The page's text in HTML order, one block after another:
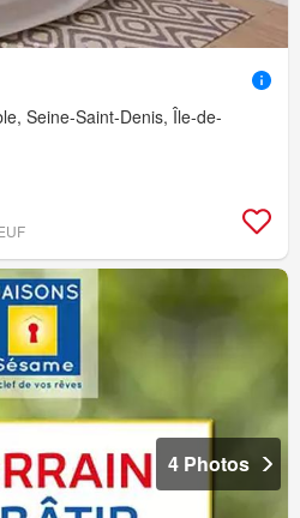
Seine-Saint-Denis, Île-de-
4 Photos